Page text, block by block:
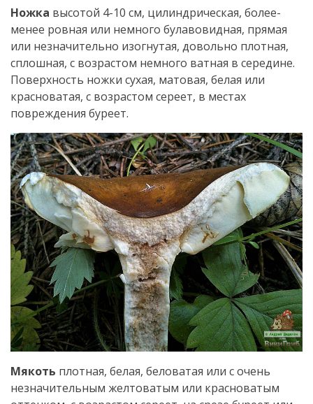
Ножка высотой 4-10 см, цилиндрическая, более-
менее ровная или немного булавовидная, прямая
или незначительно изогнутая, довольно плотная,
сплошная, с возрастом немного ватная в середине.
Поверхность ножки сухая, матовая, белая или
красноватая, с возрастом сереет, в местах
повреждения буреет.
Мякоть плотная, белая, беловатая или с очень
незначительным желтоватым или красноватым